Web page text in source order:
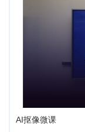
AI抠像微课